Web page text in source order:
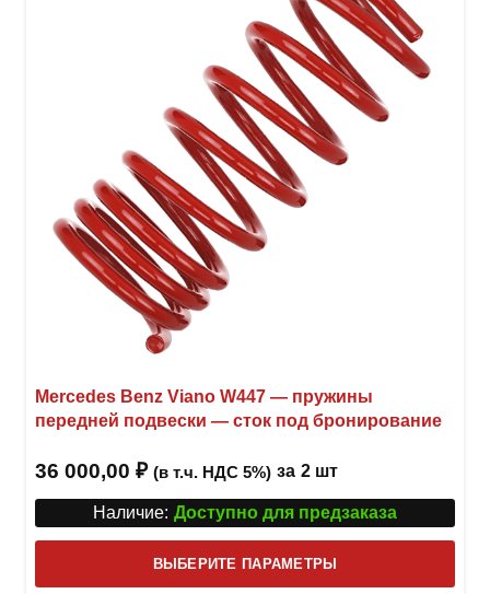
Mercedes Benz Viano W447 — пружины
передней подвески — сток под бронирование
36 000,00 ₽ (в т.ч. НДС 5%) за 2 шт
Наличие: Доступно для предзаказа
ВЫБЕРИТЕ ПАРАМЕТРЫ
товар